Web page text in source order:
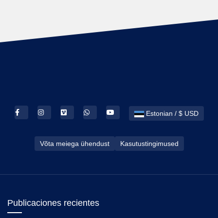
Estonian / $ USD
Võta meiega ühendust Kasutustingimused
Publicaciones recientes